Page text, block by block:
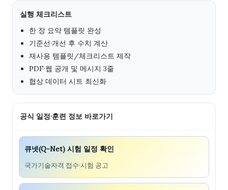
실행 체크리스트
한 장 요약 템플릿 완성
기준선·개선 후 수치 계산
재사용 템플릿/체크리스트 제작
PDF·웹 공개 및 메시지 3줄
협상 데이터 시트 최신화
공식 일정·훈련 정보 바로가기
큐넷(Q-Net) 시험 일정 확인
국가기술자격 접수·시험 공고